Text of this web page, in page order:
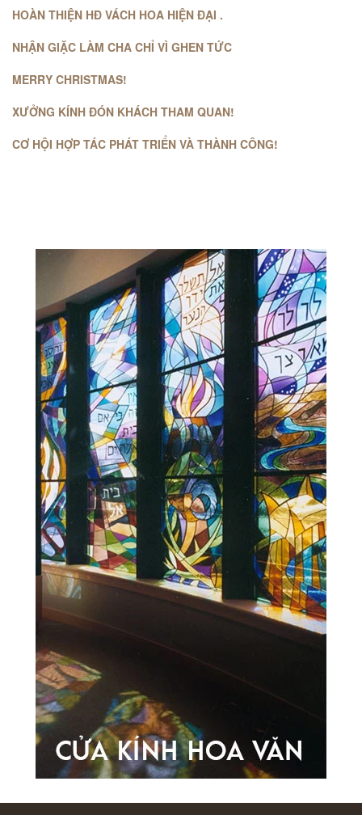
HOÀN THIỆN HĐ VÁCH HOA HIỆN ĐẠI .
NHẬN GIẶC LÀM CHA CHỈ VÌ GHEN TỨC
MERRY CHRISTMAS!
XƯỞNG KÍNH ĐÓN KHÁCH THAM QUAN!
CƠ HỘI HỢP TÁC PHÁT TRIỂN VÀ THÀNH CÔNG!